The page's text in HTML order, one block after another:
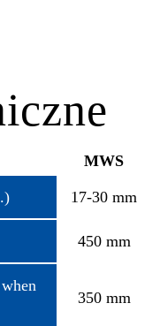
MWS
17-30 mm
450 mm
350 mm